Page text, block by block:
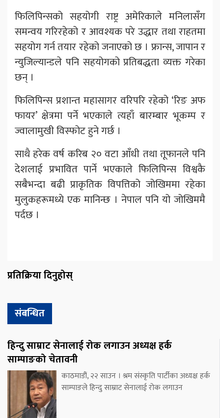
फिलिपिन्सको सहयोगी राष्ट्र अमेरिकाले मनिलासँग
समन्वय गरिरहेको र आवश्यक परे उद्धार तथा राहतमा
सहयोग गर्न तयार रहेको जनाएको छ । फ्रान्स, जापान र
न्युजिल्यान्डले पनि सहयोगको प्रतिबद्धता व्यक्त गरेका
छन् ।
फिलिपिन्स प्रशान्त महासागर वरिपरि रहेको ‘रिङ अफ
फायर’ क्षेत्रमा पर्ने भएकाले त्यहाँ बारम्बार भूकम्प र
ज्वालामुखी विस्फोट हुने गर्छ ।
साथै हरेक वर्ष करिब २० वटा आँधी तथा तूफानले पनि
देशलाई प्रभावित पार्ने भएकाले फिलिपिन्स विश्वकै
सबैभन्दा बढी प्राकृतिक विपत्तिको जोखिममा रहेका
मुलुकहरूमध्ये एक मानिन्छ । नेपाल पनि यो जोखिममै
पर्दछ ।
प्रतिक्रिया दिनुहोस्
संबन्धित
हिन्दु साम्राट सेनालाई रोक लगाउन अध्यक्ष हर्क
साम्पाङको चेतावनी
काठमाडौं, २२ साउन । श्रम संस्कृति पार्टीका अध्यक्ष हर्क
साम्पाङले हिन्दु साम्राट सेनालाई रोक लगाउन